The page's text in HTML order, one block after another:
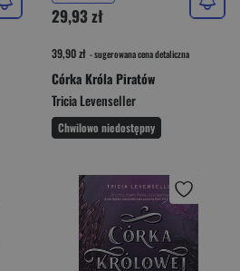
29,93 zł
39,90 zł - sugerowana cena detaliczna
Córka Króla Piratów
Tricia Levenseller
Chwilowo niedostępny